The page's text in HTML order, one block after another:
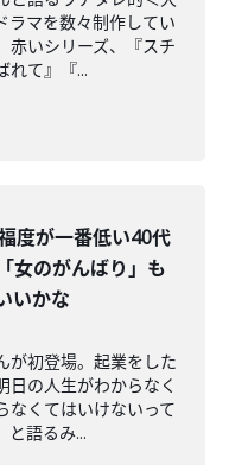
ラマを数々制作してい
赤いシリーズ、『スチ
れて』『...
度が一番低い40代
女のがんばり」も
いかな
が初登場。起業をした
日の人生がわからなく
なくてはいけないって
と語るみ...